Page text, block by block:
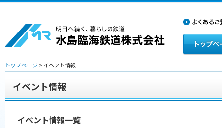
トップページ> イベント情報
イベント情報
イベント情報一覧